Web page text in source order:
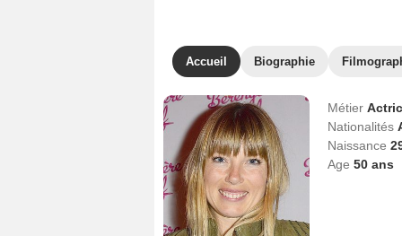
Accueil Biographie
Métier
Nationalités
Naissance
Age 50ans